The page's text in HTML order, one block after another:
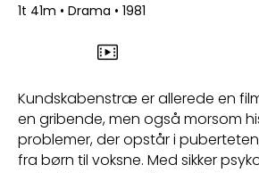
1t 41m • Drama • 1981
Kundskabenstræ er allerede en
en gribende, men også morsom
problemer, der opstår i
fra børn til voksne. Med sikker